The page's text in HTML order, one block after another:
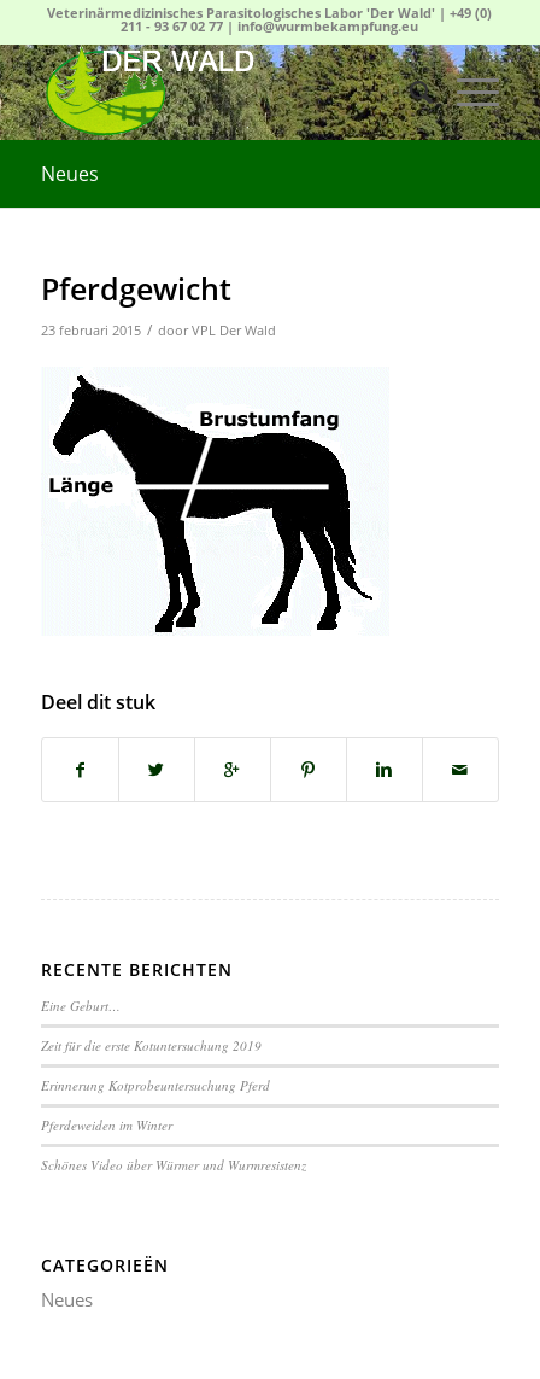
Veterinärmedizinisches Parasitologisches Labor 'Der Wald' |+49 (0)
211 - 93 67 02 77 | info@wurmbekampfung.eu
Neues
Pferdgewicht
23 februari 2015 / doorVPL Der Wald
Deel dit stuk
RECENTE BERICHTEN
Eine Geburt…
Zeit für die erste Kotuntersuchung 2019
Erinnerung Kotprobeuntersuchung Pferd
Pferdeweiden im Winter
Schönes Video über Würmer und Wurmresistenz
CATEGORIEËN
Neues